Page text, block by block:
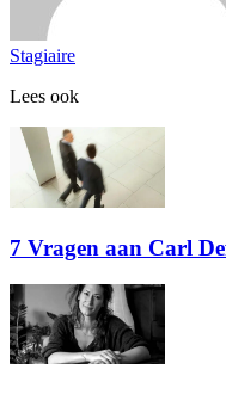
Stagiaire
Lees ook
7 Vragen aan Carl